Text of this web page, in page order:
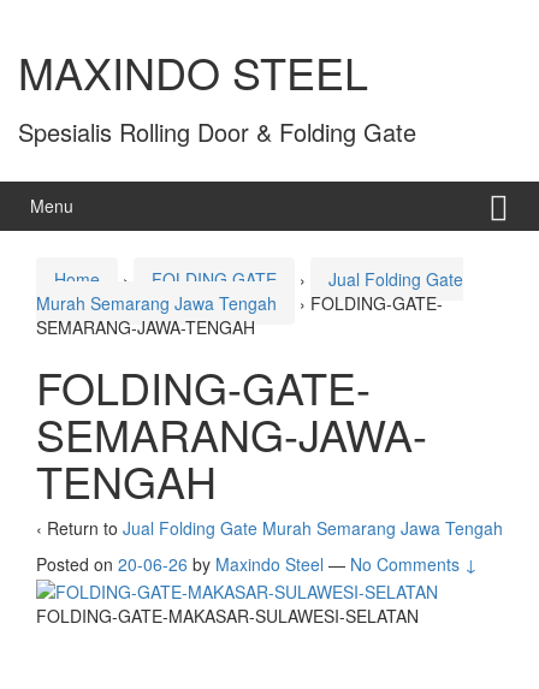
MAXINDO STEEL
Spesialis Rolling Door & Folding Gate
Menu
Home › FOLDING GATE ›
Jual Folding Gate
Murah Semarang Jawa Tengah
› FOLDING-GATE-
SEMARANG-JAWA-TENGAH
FOLDING-GATE-
SEMARANG-JAWA-
TENGAH
‹ Return to Jual Folding Gate Murah Semarang Jawa Tengah
Posted on 20-06-26 by Maxindo Steel — No Comments ↓
FOLDING-GATE-MAKASAR-SULAWESI-SELATAN